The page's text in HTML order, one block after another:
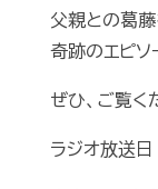
父親との葛藤
奇跡のエピソ
ぜひ、ご覧く
ラジオ放送